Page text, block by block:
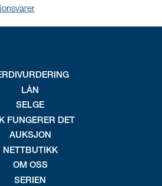
LÅN
SELGE
FUNGERER DET
AUKSJON
NETTBUTIKK
OM OSS
SERIEN